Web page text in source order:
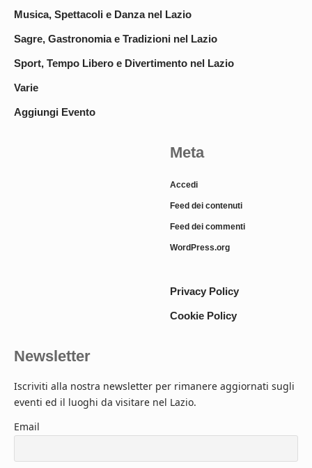
Musica, Spettacoli e Danza nel Lazio
Sagre, Gastronomia e Tradizioni nel Lazio
Sport, Tempo Libero e Divertimento nel Lazio
Varie
Aggiungi Evento
Meta
Accedi
Feed dei contenuti
Feed dei commenti
WordPress.org
Privacy Policy
Cookie Policy
Newsletter
Iscriviti alla nostra newsletter per rimanere aggiornati sugli
eventi ed il luoghi da visitare nel Lazio.
Email